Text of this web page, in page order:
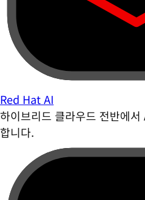
Red Hat AI
하이브리드 클라우드 전반에
합니다.